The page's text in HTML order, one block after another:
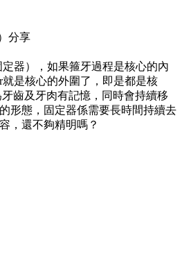
分享
定器），如果箍牙過程是核心的內
就是核心的外圍了，即是都是核
齒及牙肉有記憶，同時會持續移
形態，固定器係需要長時間持續去
，還不夠精明嗎？